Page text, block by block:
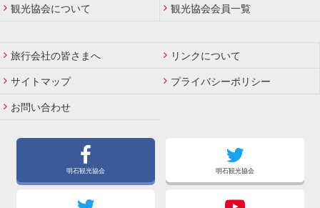
観光協会について 観光協会会員一覧
旅行会社の皆さまへ
リンクについて
サイトマップ
プライバシーポリシー
お問い合わせ
明石観光協会 明石観光協会